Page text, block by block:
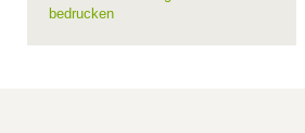
bedrucken